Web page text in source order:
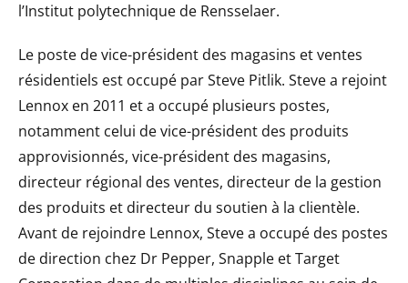
l’Institut polytechnique de Rensselaer.
Le poste de vice-président des magasins et ventes
résidentiels est occupé par Steve Pitlik. Steve a rejoint
Lennox en 2011 et a occupé plusieurs postes,
notamment celui de vice-président des produits
approvisionnés, vice-président des magasins,
directeur régional des ventes, directeur de la gestion
des produits et directeur du soutien à la clientèle.
Avant de rejoindre Lennox, Steve a occupé des postes
de direction chez Dr Pepper, Snapple et Target